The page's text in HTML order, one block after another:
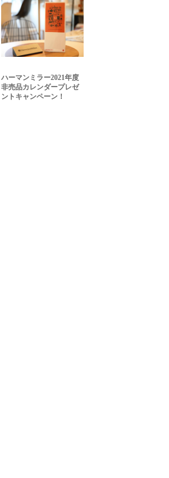
ハーマンミラー2021年度
非売品カレンダープレゼ
ントキャンペーン！